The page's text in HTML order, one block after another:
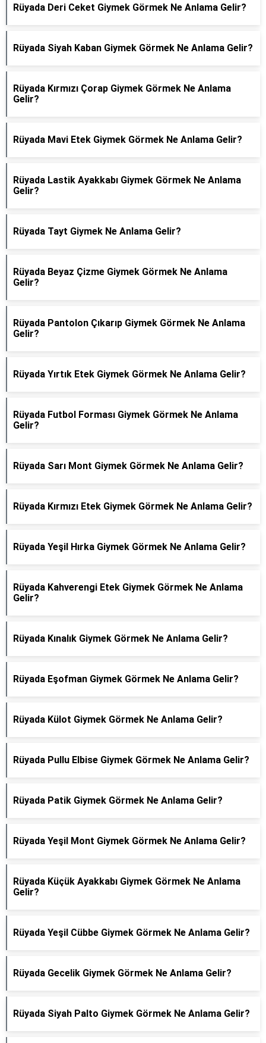
Rüyada Deri Ceket Giymek Görmek Ne Anlama Gelir?
Rüyada Siyah Kaban Giymek Görmek Ne Anlama Gelir?
Rüyada Kırmızı Çorap Giymek Görmek Ne Anlama
Gelir?
Rüyada Mavi Etek Giymek Görmek Ne Anlama Gelir?
Rüyada Lastik Ayakkabı Giymek Görmek Ne Anlama
Gelir?
Rüyada Tayt Giymek Ne Anlama Gelir?
Rüyada Beyaz Çizme Giymek Görmek Ne Anlama
Gelir?
Rüyada Pantolon Çıkarıp Giymek Görmek Ne Anlama
Gelir?
Rüyada Yırtık Etek Giymek Görmek Ne Anlama Gelir?
Rüyada Futbol Forması Giymek Görmek Ne Anlama
Gelir?
Rüyada Sarı Mont Giymek Görmek Ne Anlama Gelir?
Rüyada Kırmızı Etek Giymek Görmek Ne Anlama Gelir?
Rüyada Yeşil Hırka Giymek Görmek Ne Anlama Gelir?
Rüyada Kahverengi Etek Giymek Görmek Ne Anlama
Gelir?
Rüyada Kınalık Giymek Görmek Ne Anlama Gelir?
Rüyada Eşofman Giymek Görmek Ne Anlama Gelir?
Rüyada Külot Giymek Görmek Ne Anlama Gelir?
Rüyada Pullu Elbise Giymek Görmek Ne Anlama Gelir?
Rüyada Patik Giymek Görmek Ne Anlama Gelir?
Rüyada Yeşil Mont Giymek Görmek Ne Anlama Gelir?
Rüyada Küçük Ayakkabı Giymek Görmek Ne Anlama
Gelir?
Rüyada Yeşil Cübbe Giymek Görmek Ne Anlama Gelir?
Rüyada Gecelik Giymek Görmek Ne Anlama Gelir?
Rüyada Siyah Palto Giymek Görmek Ne Anlama Gelir?